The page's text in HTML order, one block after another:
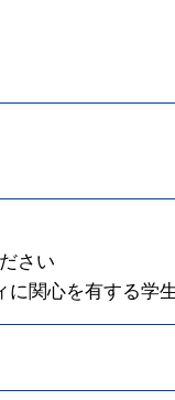
さい
関心を有する学生